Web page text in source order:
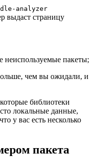
analyzer
выдаст страницу
неиспользуемые пакеты;
чем вы ожидали, и
библиотеки
локальные данные,
у вас есть несколько
пакета